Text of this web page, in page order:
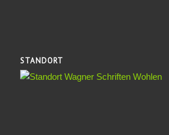
STANDORT